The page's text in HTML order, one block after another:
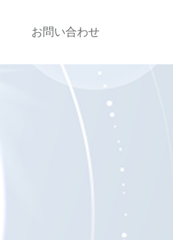
お問い合わせ